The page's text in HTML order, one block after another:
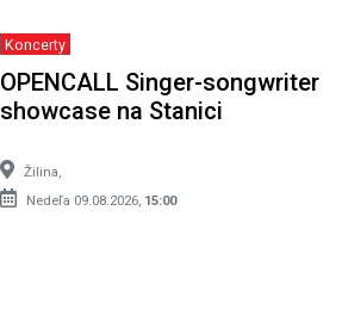
Koncerty
OPENCALL Singer-songwriter
showcase na Stanici
Žilina,
Nedeľa 09.08.2026, 15:00